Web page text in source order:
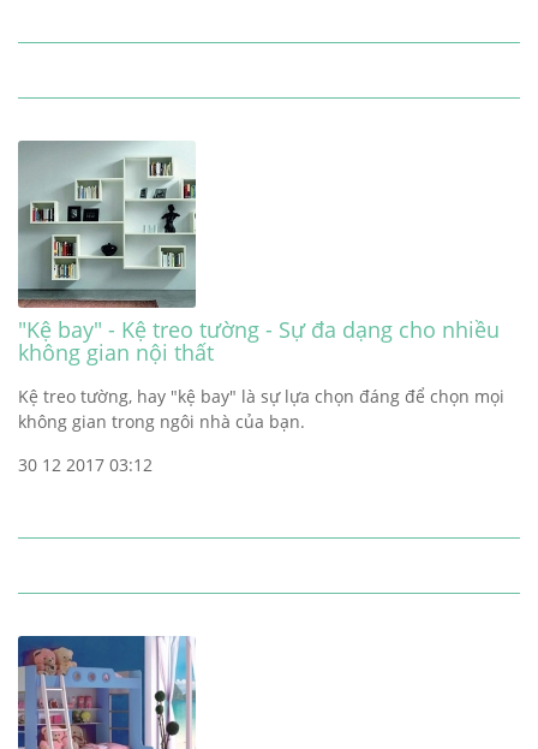
"Kệ bay" - Kệ treo tường - Sự đa dạng cho nhiều
không gian nội thất
Kệ treo tường, hay "kệ bay" là sự lựa chọn đáng để chọn mọi
không gian trong ngôi nhà của bạn.
30 12 2017 03:12